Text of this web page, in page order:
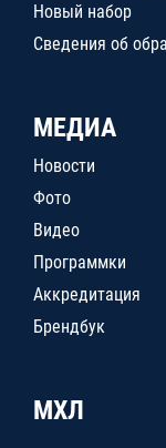
Новый набор
Сведения об
МЕДИА
Новости
Фото
Видео
Программки
Аккредитация
Брендбук
МХЛ